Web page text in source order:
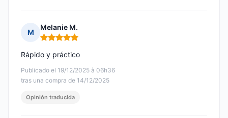
M
Melanie M.
Nota: 5 de 5
Publicado el 19/12/2025 à 06h36
tras una compra de 14/12/2025
Rápido y práctico
Opinión traducida